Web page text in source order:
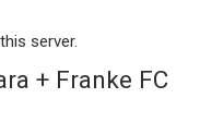
server.
+ Franke FC